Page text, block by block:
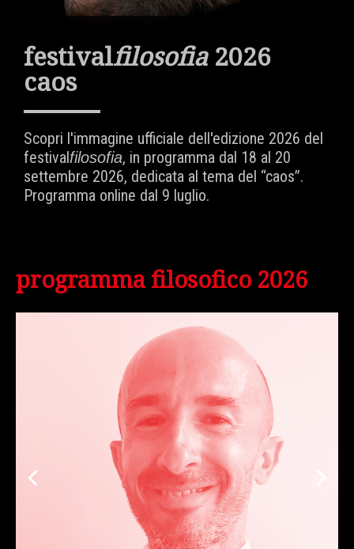
festivalfilosofia2026
caos
Scopri l'immagine ufficiale dell'edizione 2026 del
festivalfilosofia, in programma dal 18 al 20
settembre 2026, dedicata al tema del “caos”.
Programma online dal 9 luglio.
programma filosofico 2026
Previous